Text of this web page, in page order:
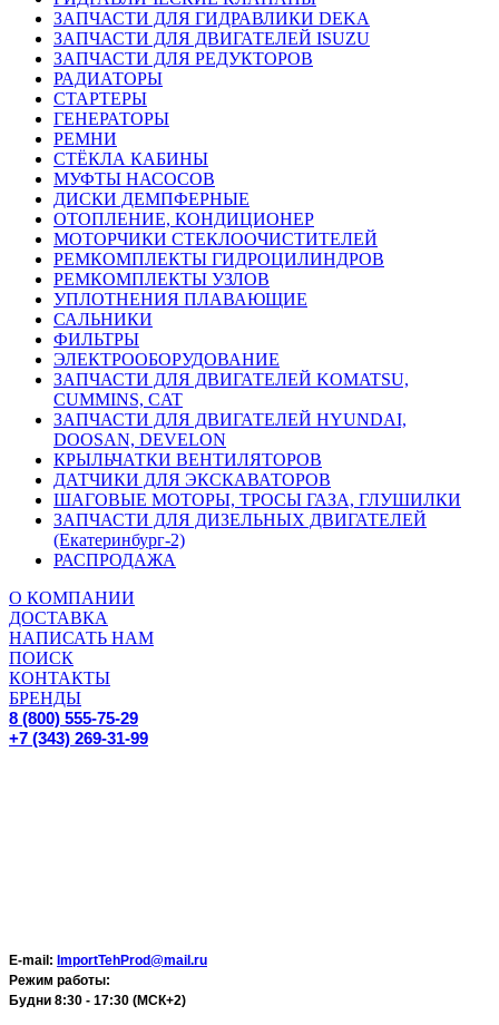
ЗАПЧАСТИ ДЛЯ ГИДРАВЛИКИ DEKA
ЗАПЧАСТИ ДЛЯ ДВИГАТЕЛЕЙ ISUZU
ЗАПЧАСТИ ДЛЯ РЕДУКТОРОВ
РАДИАТОРЫ
СТАРТЕРЫ
ГЕНЕРАТОРЫ
РЕМНИ
СТЁКЛА КАБИНЫ
МУФТЫ НАСОСОВ
ДИСКИ ДЕМПФЕРНЫЕ
ОТОПЛЕНИЕ, КОНДИЦИОНЕР
МОТОРЧИКИ СТЕКЛООЧИСТИТЕЛЕЙ
РЕМКОМПЛЕКТЫ ГИДРОЦИЛИНДРОВ
РЕМКОМПЛЕКТЫ УЗЛОВ
УПЛОТНЕНИЯ ПЛАВАЮЩИЕ
САЛЬНИКИ
ФИЛЬТРЫ
ЭЛЕКТРООБОРУДОВАНИЕ
ЗАПЧАСТИ ДЛЯ ДВИГАТЕЛЕЙ KOMATSU,
CUMMINS, CAT
ЗАПЧАСТИ ДЛЯ ДВИГАТЕЛЕЙ HYUNDAI,
DOOSAN, DEVELON
КРЫЛЬЧАТКИ ВЕНТИЛЯТОРОВ
ДАТЧИКИ ДЛЯ ЭКСКАВАТОРОВ
ШАГОВЫЕ МОТОРЫ, ТРОСЫ ГАЗА, ГЛУШИЛКИ
ЗАПЧАСТИ ДЛЯ ДИЗЕЛЬНЫХ ДВИГАТЕЛЕЙ
(Екатеринбург-2)
РАСПРОДАЖА
О КОМПАНИИ
ДОСТАВКА
НАПИСАТЬ НАМ
ПОИСК
КОНТАКТЫ
БРЕНДЫ
8 (800) 555-75-29
+7 (343) 269-31-99
E-mail: ImportTehProd@mail.ru
Режим работы:
Будни 8:30 - 17:30 (МСК+2)